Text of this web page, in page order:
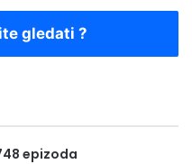
gledati ?
epizoda